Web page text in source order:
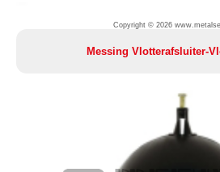
Copyright © 2026
Messing Vlotterafsluiter-